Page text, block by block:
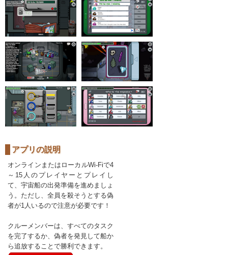
アプリの説明
オンラインまたはローカルWi-Fiで4
～15人のプレイヤーとプレイし
て、宇宙船の出発準備を進めましょ
う。ただし、全員を殺そうとする偽
者が1人いるので注意が必要です！
クルーメンバーは、すべてのタスク
を完了するか、偽者を発見して船か
ら追放することで勝利できます。